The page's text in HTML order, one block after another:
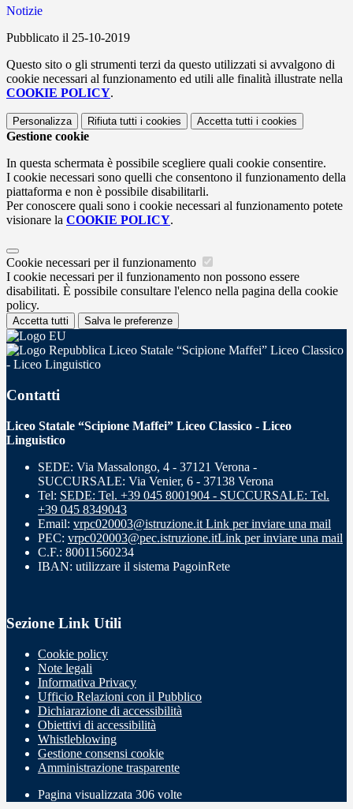
Notizie
Pubblicato il 25-10-2019
Questo sito o gli strumenti terzi da questo utilizzati si avvalgono di
cookie necessari al funzionamento ed utili alle finalità illustrate nella
COOKIE POLICY.
Personalizza Rifiuta tutti i cookies Accetta tutti i cookies
Gestione cookie
In questa schermata è possibile scegliere quali cookie consentire.
I cookie necessari sono quelli che consentono il funzionamento della
piattaforma e non è possibile disabilitarli.
Per conoscere quali sono i cookie necessari al funzionamento potete
visionare la COOKIE POLICY.
Cookie necessari per il funzionamento
I cookie necessari per il funzionamento non possono essere
disabilitati. È possibile consultare l'elenco nella pagina della cookie
policy.
Accetta tutti Salva le preferenze
Liceo Statale “Scipione Maffei” Liceo Classico
- Liceo Linguistico
Contatti
Liceo Statale “Scipione Maffei” Liceo Classico - Liceo
Linguistico
SEDE: Via Massalongo, 4 - 37121 Verona -
SUCCURSALE: Via Venier, 6 - 37138 Verona
Tel: SEDE: Tel. +39 045 8001904 - SUCCURSALE: Tel.
+39 045 8349043
Email: vrpc020003@istruzione.it Link per inviare una mail
PEC: vrpc020003@pec.istruzione.itLink per inviare una mail
C.F.: 80011560234
IBAN: utilizzare il sistema PagoinRete
Sezione Link Utili
Cookie policy
Note legali
Informativa Privacy
Ufficio Relazioni con il Pubblico
Dichiarazione di accessibilità
Obiettivi di accessibilità
Whistleblowing
Gestione consensi cookie
Amministrazione trasparente
Pagina visualizzata 306 volte